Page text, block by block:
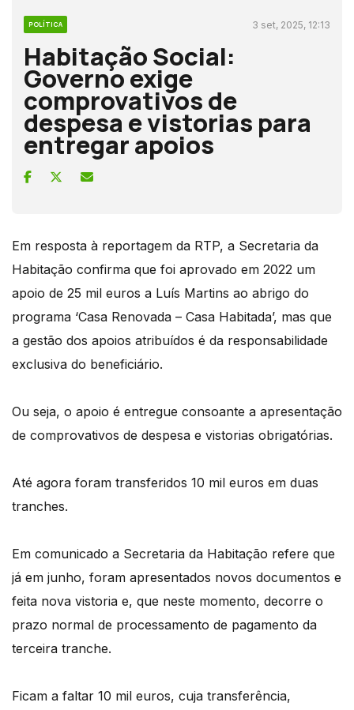
POLÍTICA 3 set, 2025, 12:13
Habitação Social:
Governo exige
comprovativos de
despesa e vistorias para
entregar apoios
Em resposta à reportagem da RTP, a Secretaria da
Habitação confirma que foi aprovado em 2022 um
apoio de 25 mil euros a Luís Martins ao abrigo do
programa ‘Casa Renovada – Casa Habitada’, mas que
a gestão dos apoios atribuídos é da responsabilidade
exclusiva do beneficiário.
Ou seja, o apoio é entregue consoante a apresentação
de comprovativos de despesa e vistorias obrigatórias.
Até agora foram transferidos 10 mil euros em duas
tranches.
Em comunicado a Secretaria da Habitação refere que
já em junho, foram apresentados novos documentos e
feita nova vistoria e, que neste momento, decorre o
prazo normal de processamento de pagamento da
terceira tranche.
Ficam a faltar 10 mil euros, cuja transferência,